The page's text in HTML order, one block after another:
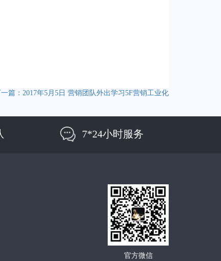
篇：2017年5月5日 营销团队外出学习5F营销工业化
7*24小时服务
官方微信